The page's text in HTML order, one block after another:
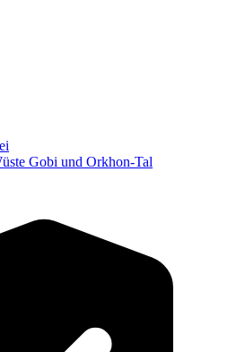
Gobi und Orkhon-Tal